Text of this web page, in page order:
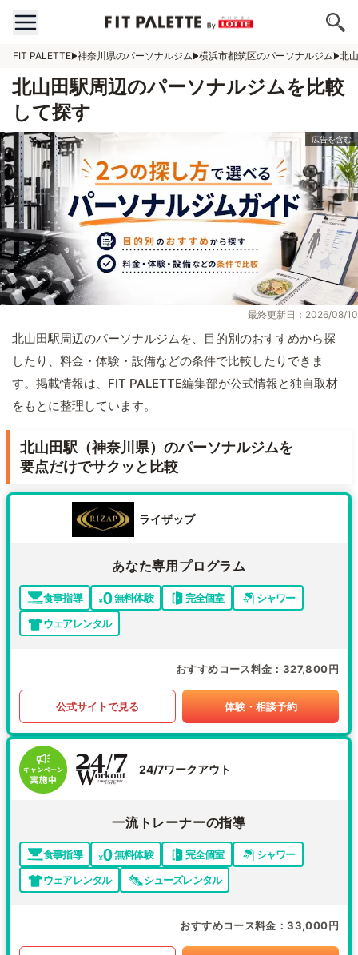
FIT PALETTE 神奈川県のパーソナルジム 横浜市都筑区のパーソナルジム 北
北山田駅周辺のパーソナルジムを比較
して探す
最終更新日：2026/08/10
北山田駅周辺のパーソナルジムを、目的別のおすすめから探
したり、料金・体験・設備などの条件で比較したりできま
す。掲載情報は、FIT PALETTE編集部が公式情報と独自取材
をもとに整理しています。
北山田駅（神奈川県）のパーソナルジムを
要点だけでサクッと比較
ライザップ
あなた専用プログラム
食事指導 無料体験 完全個室
シャワー
ウェアレンタル
おすすめコース料金 327,800円
公式サイトで見る 体験・相談予約
24/7ワークアウト
一流トレーナーの指導
食事指導 無料体験 完全個室
シャワー
ウェアレンタル
シューズレンタル
おすすめコース料金 33,000円